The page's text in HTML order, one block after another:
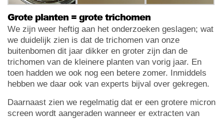
Grote planten = grote trichomen
We zijn weer heftig aan het onderzoeken geslagen; wat
we duidelijk zien is dat de trichomen van onze
buitenbomen dit jaar dikker en groter zijn dan de
trichomen van de kleinere planten van vorig jaar. En
toen hadden we ook nog een betere zomer. Inmiddels
hebben we daar ook van experts bijval over gekregen.
Daarnaast zien we regelmatig dat er een grotere micron
screen wordt aangeraden wanneer er extracten van